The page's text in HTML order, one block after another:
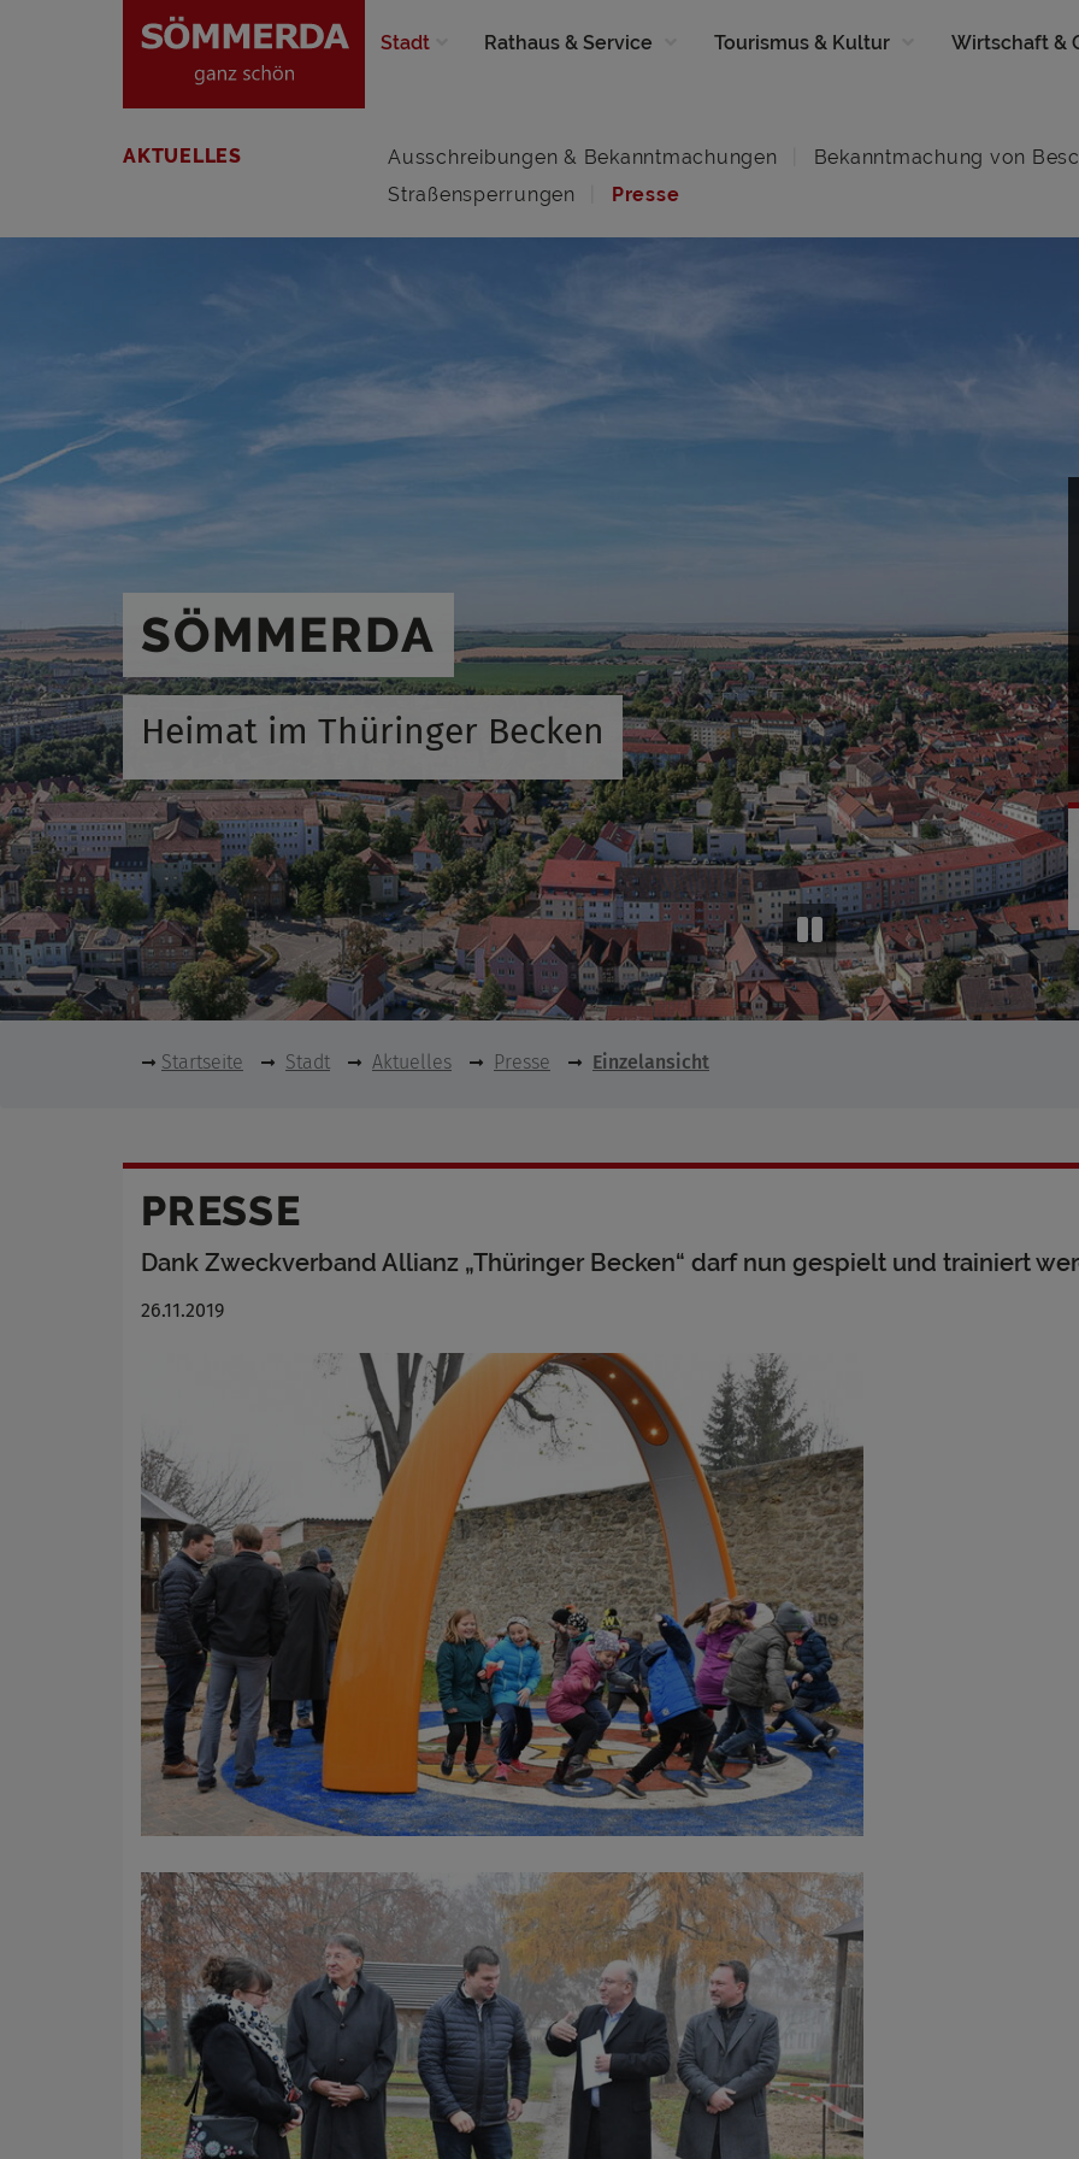
Stadt Rathaus & Service Tourismus & Kultur Wirtschaft &
AKTUELLES Ausschreibungen & Bekanntmachungen
Bekanntmachung von
Straßensperrungen
Presse
SÖMMERDA
Heimat im Thüringer Becken
Startseite Stadt Aktuelles Presse Einzelansicht
PRESSE
Dank Zweckverband Allianz „Thüringer Becken“ darf nun gespielt und trainiert
26.11.2019